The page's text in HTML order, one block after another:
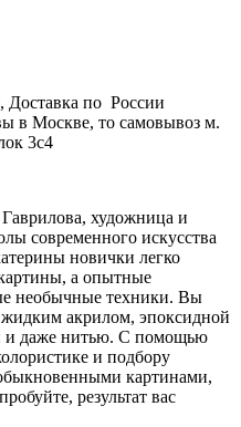
Доставка по России
в Москве, то самовывоз м.
3с4
художница и
современного искусства
новички легко
а опытные
необычные техники. Вы
жидким акрилом, эпоксидной
и даже нитью. С помощью
и подбору
картинами,
результат вас